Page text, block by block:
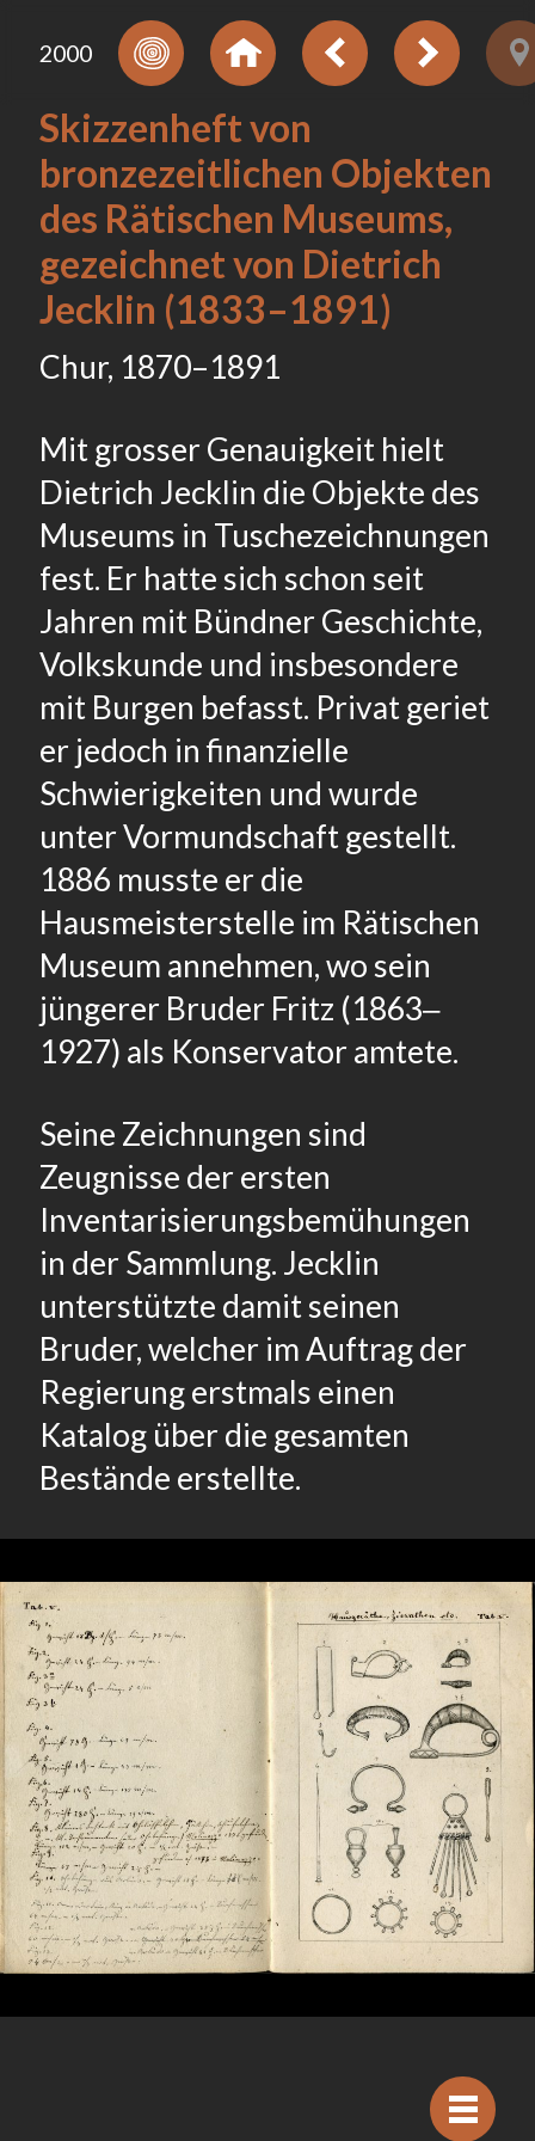
2000
Skizzenheft von
bronzezeitlichen Objekten
des Rätischen Museums,
gezeichnet von Dietrich
Jecklin (1833–1891)
Chur, 1870–1891
Mit grosser Genauigkeit hielt
Dietrich Jecklin die Objekte des
Museums in Tuschezeichnungen
fest. Er hatte sich schon seit
Jahren mit Bündner Geschichte,
Volkskunde und insbesondere
mit Burgen befasst. Privat geriet
er jedoch in finanzielle
Schwierigkeiten und wurde
unter Vormundschaft gestellt.
1886 musste er die
Hausmeisterstelle im Rätischen
Museum annehmen, wo sein
jüngerer Bruder Fritz (1863‒
1927) als Konservator amtete.
Seine Zeichnungen sind
Zeugnisse der ersten
Inventarisierungsbemühungen
in der Sammlung. Jecklin
unterstützte damit seinen
Bruder, welcher im Auftrag der
Regierung erstmals einen
Katalog über die gesamten
Bestände erstellte.